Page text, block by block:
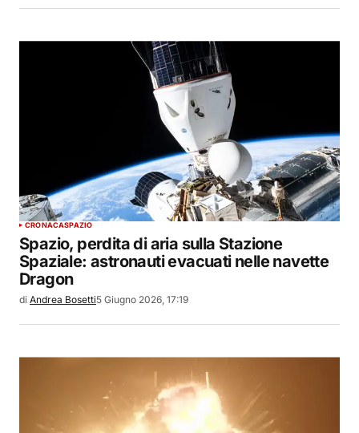
CRONACASPAZIO
Spazio, perdita di aria sulla Stazione
Spaziale: astronauti evacuati nelle navette
Dragon
di Andrea Bosetti5 Giugno 2026, 17:19